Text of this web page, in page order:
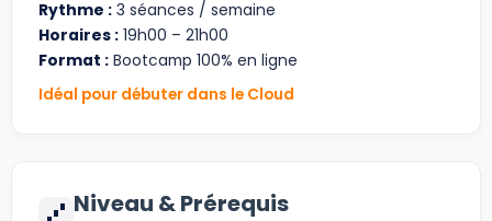
Rythme : 3 séances / semaine
Horaires : 19h00 – 21h00
Format : Bootcamp 100% en ligne
Idéal pour débuter dans le Cloud
Niveau & Prérequis